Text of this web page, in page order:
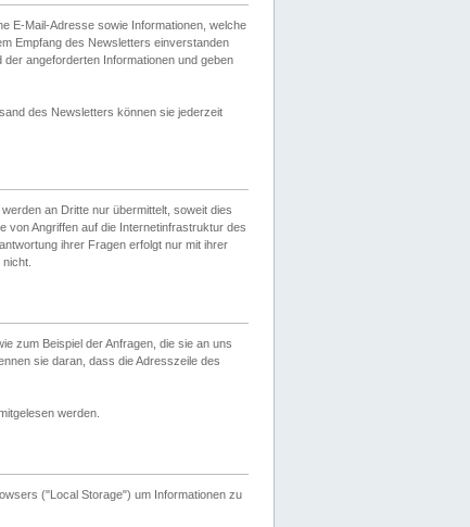
E-Mail-Adresse sowie Informationen, welche
Empfang des Newsletters einverstanden
angeforderten Informationen und geben
des Newsletters können sie jederzeit
an Dritte nur übermittelt, soweit dies
von Angriffen auf die Internetinfrastruktur des
ihrer Fragen erfolgt nur mit ihrer
zum Beispiel der Anfragen, die sie an uns
sie daran, dass die Adresszeile des
werden.
("Local Storage") um Informationen zu